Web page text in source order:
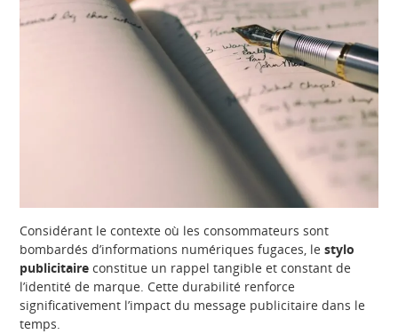
Considérant le contexte où les consommateurs sont
bombardés d’informations numériques fugaces, lestylo
publicitaire constitue un rappel tangible et constant de
l’identité de marque. Cette durabilité renforce
significativement l’impact du message publicitaire dans le
temps.